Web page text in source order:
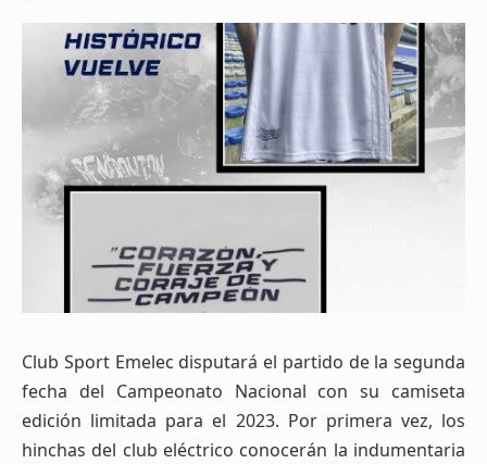
Club Sport Emelec disputará el partido de la segunda
fecha del Campeonato Nacional con su camiseta
edición limitada para el 2023. Por primera vez, los
hinchas del club eléctrico conocerán la indumentaria